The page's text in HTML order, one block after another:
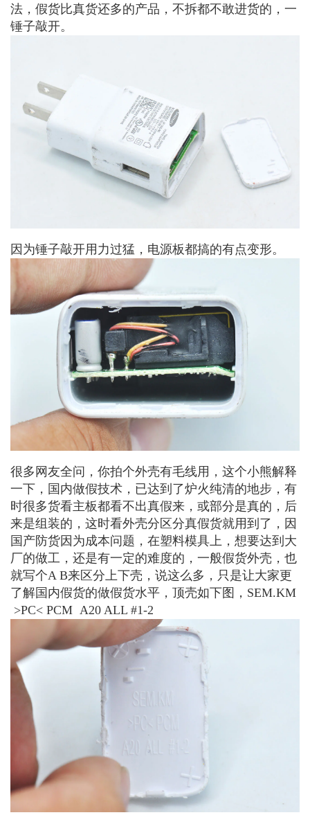
法，假货比真货还多的产品，不拆都不敢进货的，一
锤子敲开。
因为锤子敲开用力过猛，电源板都搞的有点变形。
很多网友全问，你拍个外壳有毛线用，这个小熊解释
一下，国内做假技术，已达到了炉火纯清的地步，有
时很多货看主板都看不出真假来，或部分是真的，后
来是组装的，这时看外壳分区分真假货就用到了，因
国产防货因为成本问题，在塑料模具上，想要达到大
厂的做工，还是有一定的难度的，一般假货外壳，也
就写个A B来区分上下壳，说这么多，只是让大家更
了解国内假货的做假货水平，顶壳如下图，SEM.KM
>PC< PCM A20 ALL #1-2